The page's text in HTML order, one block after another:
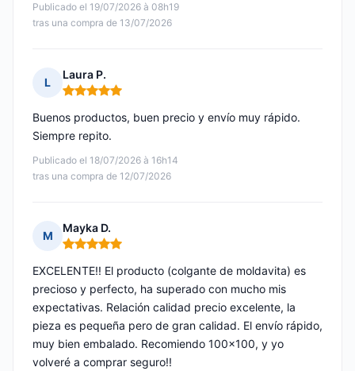
Publicado el 19/07/2026 à 08h19
tras una compra de 13/07/2026
L
Laura P.
Nota: 5 de 5
Publicado el 18/07/2026 à 16h14
tras una compra de 12/07/2026
Buenos productos, buen precio y envío muy rápido.
Siempre repito.
M
Mayka D.
Nota: 5 de 5
EXCELENTE!! El producto (colgante de moldavita) es
precioso y perfecto, ha superado con mucho mis
expectativas. Relación calidad precio excelente, la
pieza es pequeña pero de gran calidad. El envío rápido,
muy bien embalado. Recomiendo 100x100, y yo
volveré a comprar seguro!!